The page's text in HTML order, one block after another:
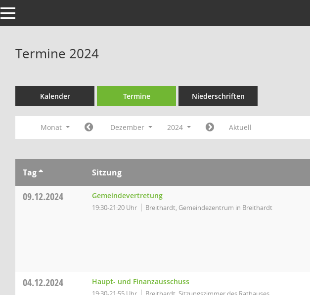
Toggle navigation
Termine 2024
Kalender Termine Niederschriften
Monat Dezember 2024 Aktuell
Tag Sitzung
09.12.2024 Gemeindevertretung
19:30-21:20 Uhr Breithardt, Gemeindezentrum in Breithardt
04.12.2024 Haupt- und Finanzausschuss